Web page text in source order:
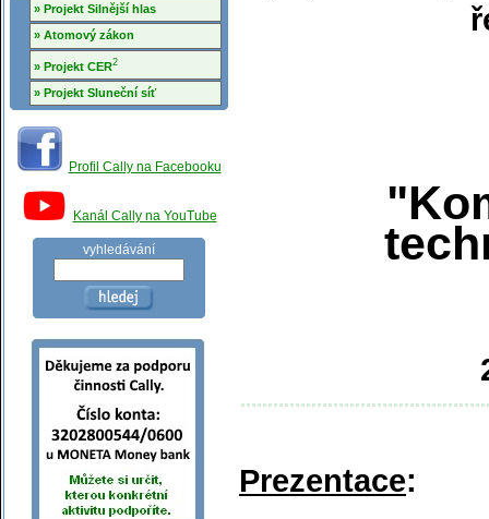
» Projekt Silnější hlas
» Atomový zákon
» Projekt CER2
» Projekt Sluneční síť
Profil Cally na Facebooku
Kanál Cally na YouTube
vyhledávání
Prezentace: